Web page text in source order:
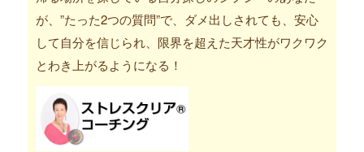
が、”たった2つの質問”で、ダメ出しされても、安心
して自分を信じられ、限界を超えた天才性がワクワク
とわき上がるようになる！